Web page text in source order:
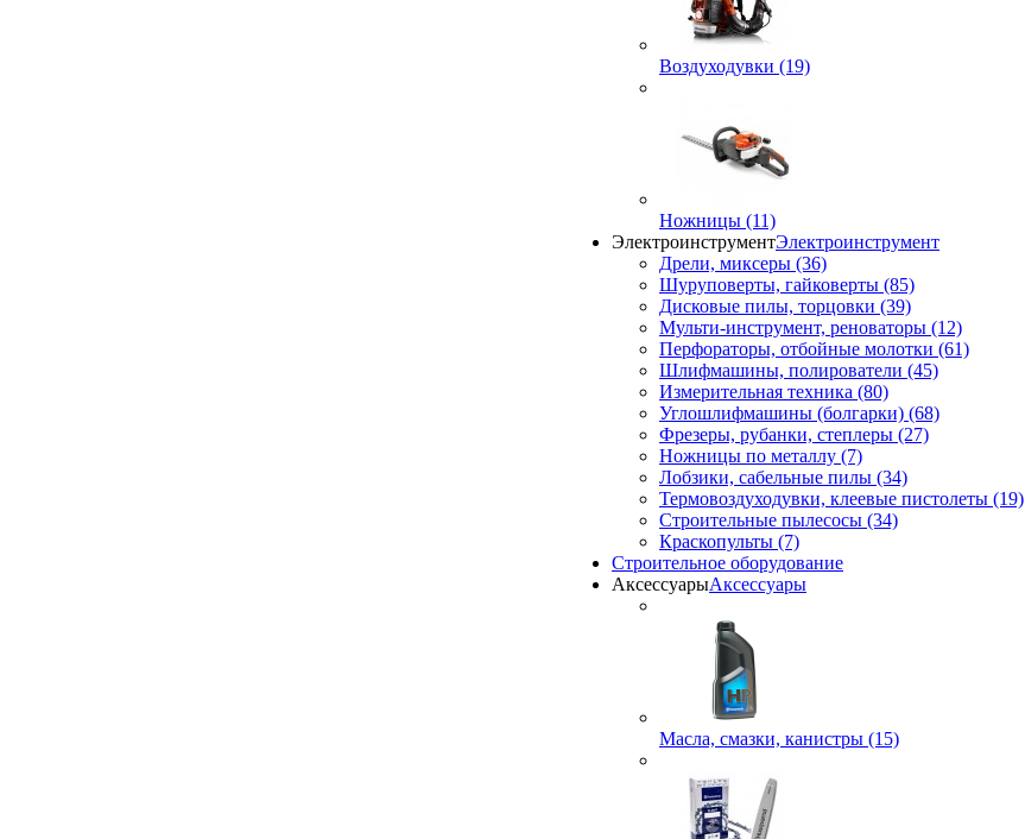
Воздуходувки (19)
Ножницы (11)
ЭлектроинструментЭлектроинструмент
Дрели, миксеры (36)
Шуруповерты, гайковерты (85)
Дисковые пилы, торцовки (39)
Мульти-инструмент, реноваторы (12)
Перфораторы, отбойные молотки (61)
Шлифмашины, полирователи (45)
Измерительная техника (80)
Углошлифмашины (болгарки) (68)
Фрезеры, рубанки, степлеры (27)
Ножницы по металлу (7)
Лобзики, сабельные пилы (34)
Термовоздуходувки, клеевые пистолеты (19)
Строительные пылесосы (34)
Краскопульты (7)
Строительное оборудование
АксессуарыАксессуары
Масла, смазки, канистры (15)